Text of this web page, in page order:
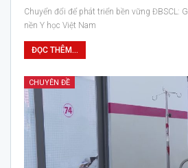
Chuyển đổi để phát triển bền vững ĐBSCL:
nền Y học Việt Nam
ĐỌC THÊM...
CHUYÊN ĐỀ